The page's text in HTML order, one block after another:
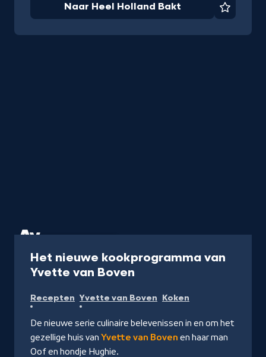
Naar Heel Holland Bakt
Het nieuwe kookprogramma van
Yvette van Boven
op
NPO
Start
Recepten Yvette van Boven Koken
De nieuwe serie culinaire belevenissen in en om het
gezellige huis van Yvette van Boven en haar man
Oof en hondje Hughie.